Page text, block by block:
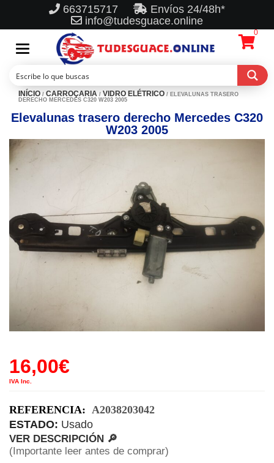
663715717
Envíos 24/48h*
info@tudesguace.online
Toggle
navigation
0
INÍCIO / CARROÇARIA / VIDRO ELÉTRICO / ELEVALUNAS TRASERO
DERECHO MERCEDES C320 W203 2005
Elevalunas trasero derecho Mercedes C320
W203 2005
16,00€
IVA Inc.
REFERENCIA: A2038203042
ESTADO: Usado
VER DESCRIPCIÓN 🔎
(Importante leer antes de comprar)